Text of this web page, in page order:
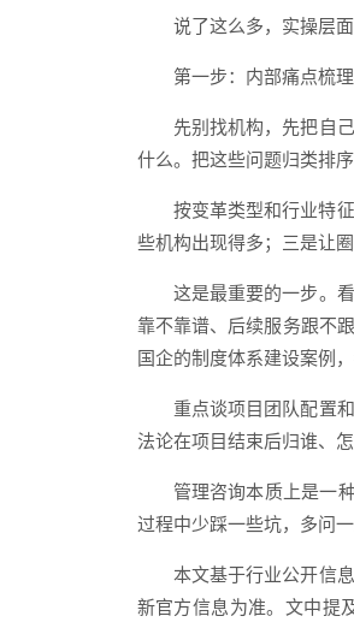
说了这么多，实操层
第一步：内部痛点梳理
先别找机构，先把自
什么。把这些问题归类排
按变革类型和行业特
些机构出现得多；三是让
这是最重要的一步。
靠不靠谱、后续服务跟不
国企的制度体系建设案例
重点谈项目团队配置
法论在项目结束后归谁、
管理咨询本质上是一
过程中少踩一些坑，多问一
本文基于行业公开信
新官方信息为准。文中提